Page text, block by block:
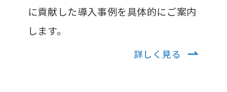
に貢献した導入事例を具体的にご案内
します。
詳しく見る